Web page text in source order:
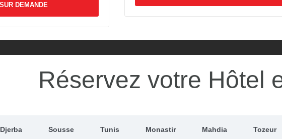
SUR
Réservez votre Hôtel
Djerba Sousse Tunis Monastir Mahdia Tozeur